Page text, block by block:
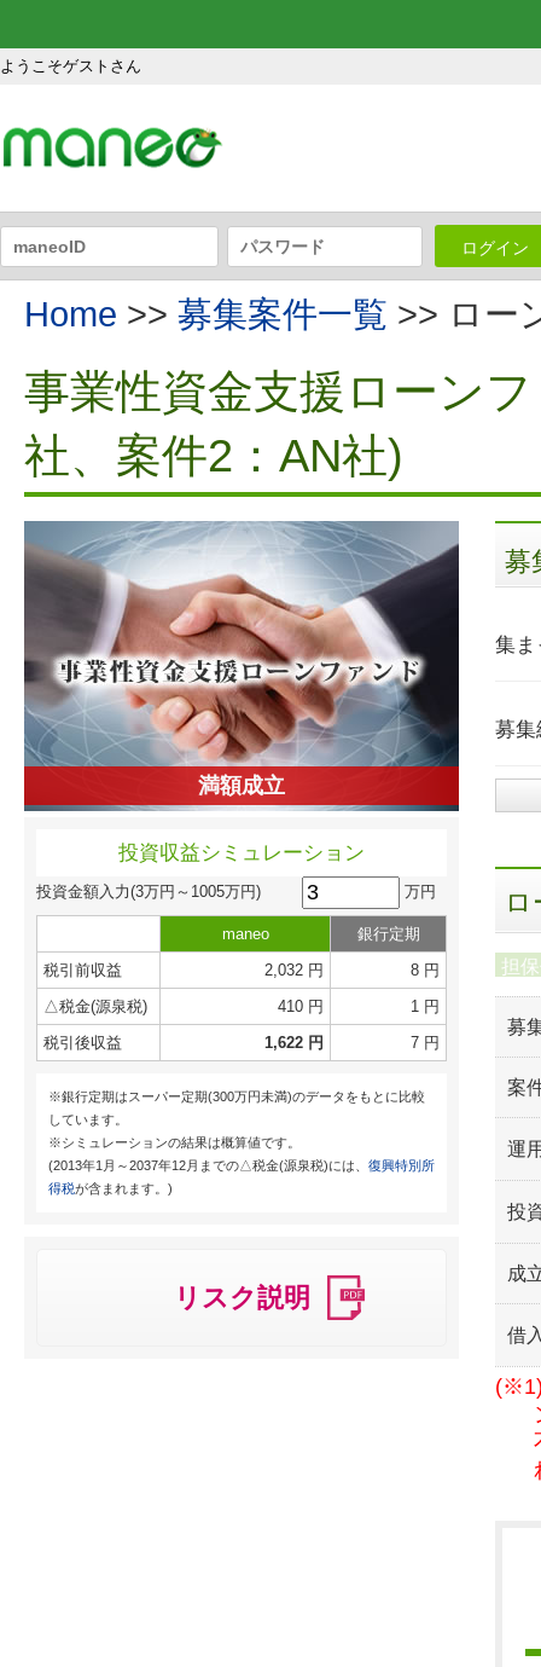
ようこそゲストさん
ログイン
Home >> 募集案件一覧 >> ロー
事業性資金支援ローン
社、案件2：AN社)
満額成立
投資収益シミュレーション
投資金額入力(3万円～1005万円) 万円
maneo
銀行定期
税引前収益
2,032 円
8 円
△税金(源泉税)
410 円
1 円
税引後収益
1,622 円 7 円
※銀行定期はスーパー定期(300万円未満)のデータをもとに比較
しています。
※シミュレーションの結果は概算値です。
(2013年1月～2037年12月までの△税金(源泉税)には、 復興特別所
得税が含まれます。)
リスク説明
募
集ま
募集
担
募
案
運
投
成
借
(※1)